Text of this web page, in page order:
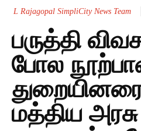
L Rajagopal SimpliCity News Team
பருத்தி
போல
மத்திய அரசு